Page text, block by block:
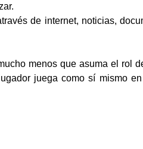
de internet, noticias,
menos que asuma el rol
juega como sí mismo